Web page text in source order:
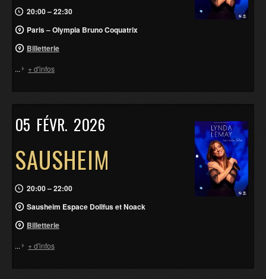
20:00 – 22:30
Paris – Olympia Bruno Coquatrix
Billetterie
... + d'infos
05 FÉVR. 2026
SAUSHEIM
20:00 – 22:00
Sausheim Espace Dollfus et Noack
Billetterie
... + d'infos